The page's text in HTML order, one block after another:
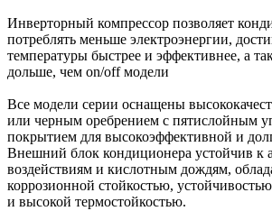
Инверторный компрессор позволяет
потреблять меньше электроэнергии,
температуры быстрее и эффективнее, а
дольше, чем on/off модели
Все модели серии оснащены
или черным оребрением с пятислойным
покрытием для высокоэффективной и
Внешний блок кондиционера устойчив к
воздействиям и кислотным дождям,
коррозионной стойкостью,
и высокой термостойкостью.